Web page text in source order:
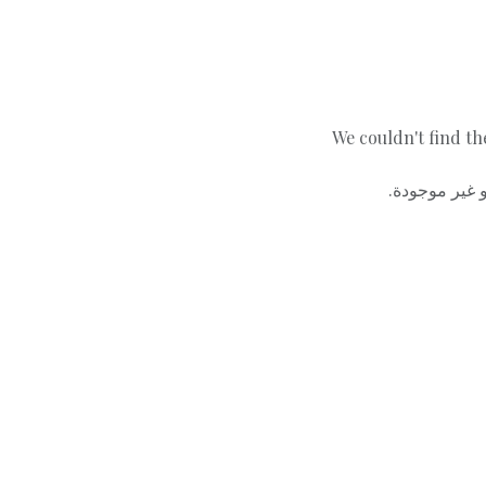
We couldn't find
غير موجودة.